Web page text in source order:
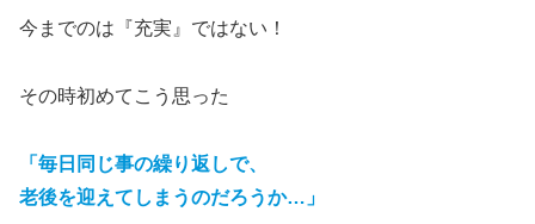
今までのは『充実』ではない！
その時初めてこう思った
「毎日同じ事の繰り返しで、
老後を迎えてしまうのだろうか…」